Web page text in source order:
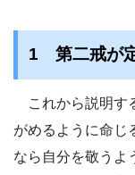
1 第二戒が
これから説明す
がめるように命じ
なら自分を敬うよ